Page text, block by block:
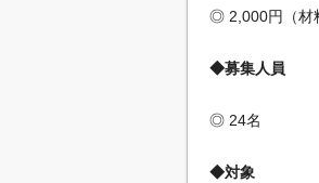
◎ 2,000円（材
◆募集人員
◎ 24名
◆対象